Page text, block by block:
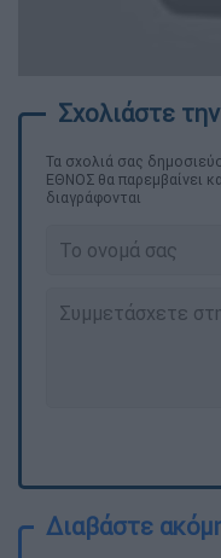
Τα σχολιά σας
ΕΘΝΟΣ θα παρεμβαίνει
διαγράφονται
Διαβάστε